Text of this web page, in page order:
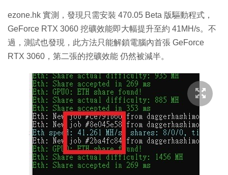
ezone.hk 實測，發現只需安裝 470.05 Beta 版驅動程式，
GeForce RTX 3060 挖礦效能即大幅提升至約 41MH/s。不
過，測試也發現，此方法只能解鎖電腦內首張 GeForce
RTX 3060，第二張的挖礦效能 仍然被減半。